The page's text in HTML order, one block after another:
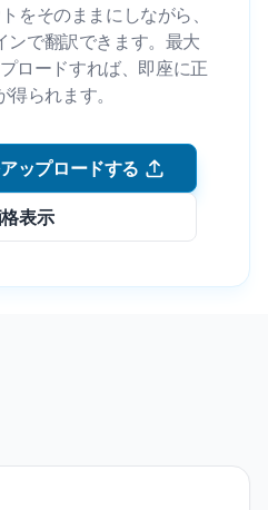
をそのままにしながら、
ンで翻訳できます。最大
ロードすれば、即座に正
られます。
ップロードする
表示